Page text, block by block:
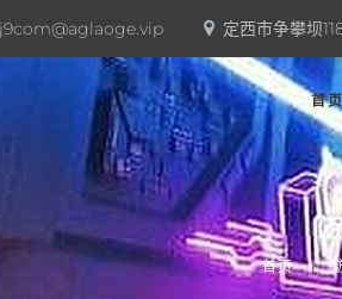
定西市争攀坝
首
首页